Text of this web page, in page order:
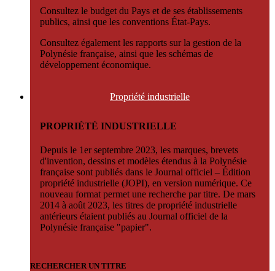
Consultez le budget du Pays et de ses établissements
publics, ainsi que les conventions État-Pays.
Consultez également les rapports sur la gestion de la
Polynésie française, ainsi que les schémas de
développement économique.
Propriété industrielle
PROPRIÉTÉ INDUSTRIELLE
Depuis le 1er septembre 2023, les marques, brevets
d'invention, dessins et modèles étendus à la Polynésie
française sont publiés dans le Journal officiel – Édition
propriété industrielle (JOPI), en version numérique. Ce
nouveau format permet une recherche par titre. De mars
2014 à août 2023, les titres de propriété industrielle
antérieurs étaient publiés au Journal officiel de la
Polynésie française "papier".
RECHERCHER UN TITRE